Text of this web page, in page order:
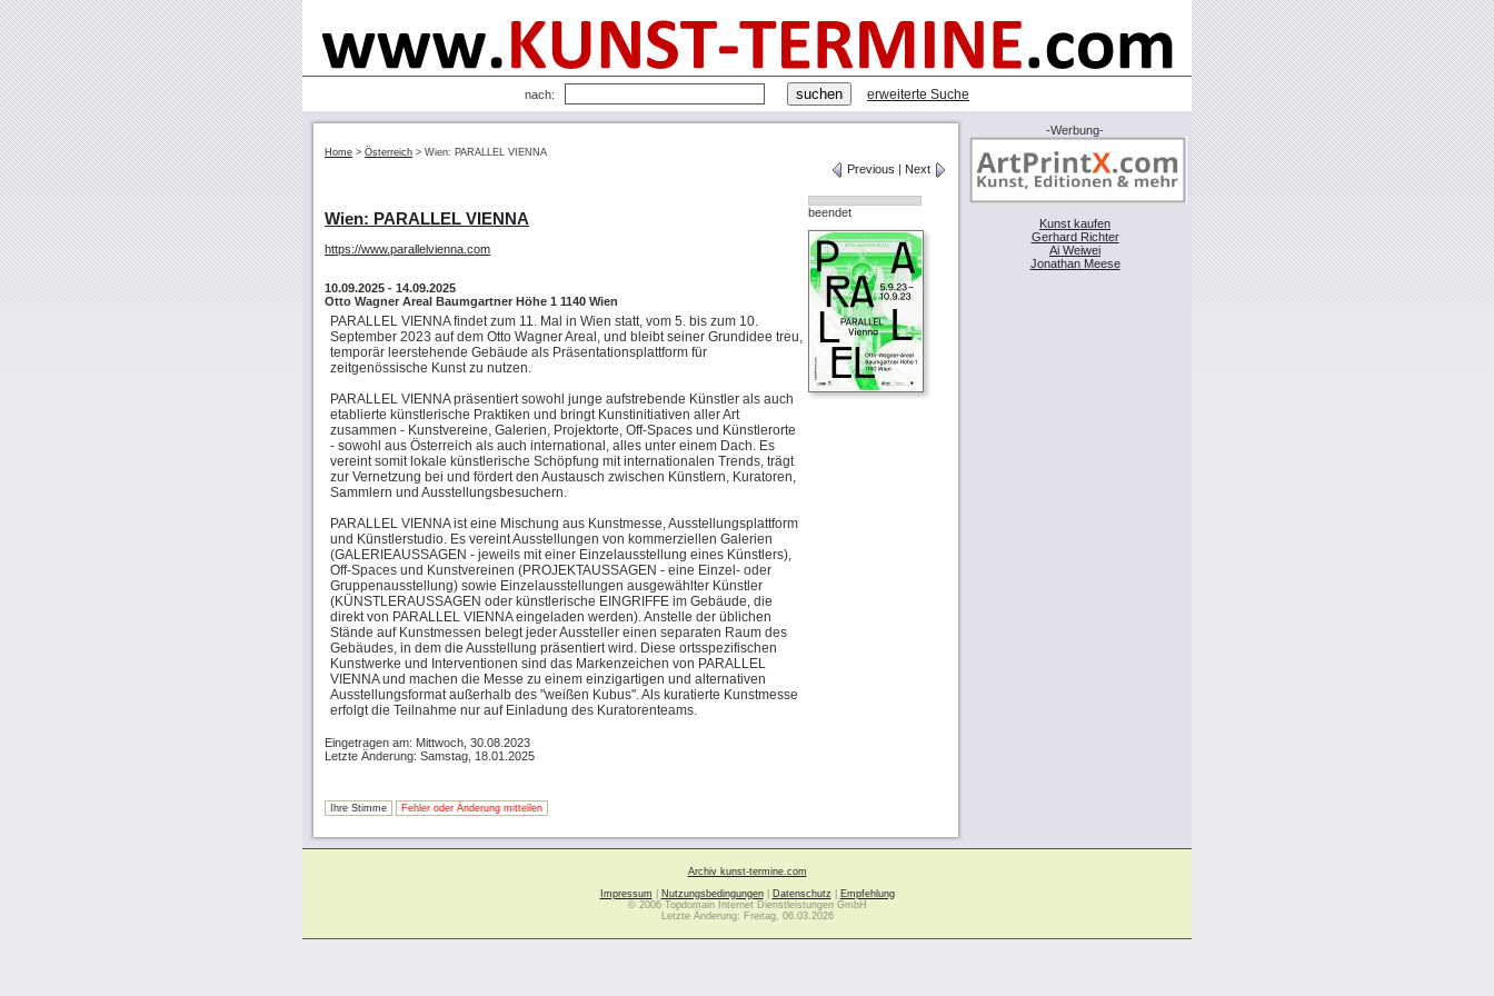
nach: erweiterte Suche
Home > Österreich > Wien: PARALLEL VIENNA
Previous | Next
beendet
Wien: PARALLEL VIENNA
https://www.parallelvienna.com
10.09.2025 - 14.09.2025
Otto Wagner Areal Baumgartner Höhe 1 1140 Wien
PARALLEL VIENNA findet zum 11. Mal in Wien statt, vom 5. bis zum 10.
September 2023 auf dem Otto Wagner Areal, und bleibt seiner Grundidee treu,
temporär leerstehende Gebäude als Präsentationsplattform für
zeitgenössische Kunst zu nutzen.
PARALLEL VIENNA präsentiert sowohl junge aufstrebende Künstler als auch
etablierte künstlerische Praktiken und bringt Kunstinitiativen aller Art
zusammen - Kunstvereine, Galerien, Projektorte, Off-Spaces und Künstlerorte
- sowohl aus Österreich als auch international, alles unter einem Dach. Es
vereint somit lokale künstlerische Schöpfung mit internationalen Trends, trägt
zur Vernetzung bei und fördert den Austausch zwischen Künstlern, Kuratoren,
Sammlern und Ausstellungsbesuchern.
PARALLEL VIENNA ist eine Mischung aus Kunstmesse, Ausstellungsplattform
und Künstlerstudio. Es vereint Ausstellungen von kommerziellen Galerien
(GALERIEAUSSAGEN - jeweils mit einer Einzelausstellung eines Künstlers),
Off-Spaces und Kunstvereinen (PROJEKTAUSSAGEN - eine Einzel- oder
Gruppenausstellung) sowie Einzelausstellungen ausgewählter Künstler
(KÜNSTLERAUSSAGEN oder künstlerische EINGRIFFE im Gebäude, die
direkt von PARALLEL VIENNA eingeladen werden). Anstelle der üblichen
Stände auf Kunstmessen belegt jeder Aussteller einen separaten Raum des
Gebäudes, in dem die Ausstellung präsentiert wird. Diese ortsspezifischen
Kunstwerke und Interventionen sind das Markenzeichen von PARALLEL
VIENNA und machen die Messe zu einem einzigartigen und alternativen
Ausstellungsformat außerhalb des "weißen Kubus". Als kuratierte Kunstmesse
erfolgt die Teilnahme nur auf Einladung des Kuratorenteams.
Eingetragen am: Mittwoch, 30.08.2023
Letzte Änderung: Samstag, 18.01.2025
Ihre Stimme Fehler oder Änderung mitteilen
-Werbung-
Kunst kaufen
Gerhard Richter
Ai Weiwei
Jonathan Meese
Archiv kunst-termine.com
Impressum
Nutzungsbedingungen| Datenschutz
Empfehlung
© 2006 Topdomain Internet Dienstleistungen GmbH
Letzte Änderung: Freitag, 06.03.2026